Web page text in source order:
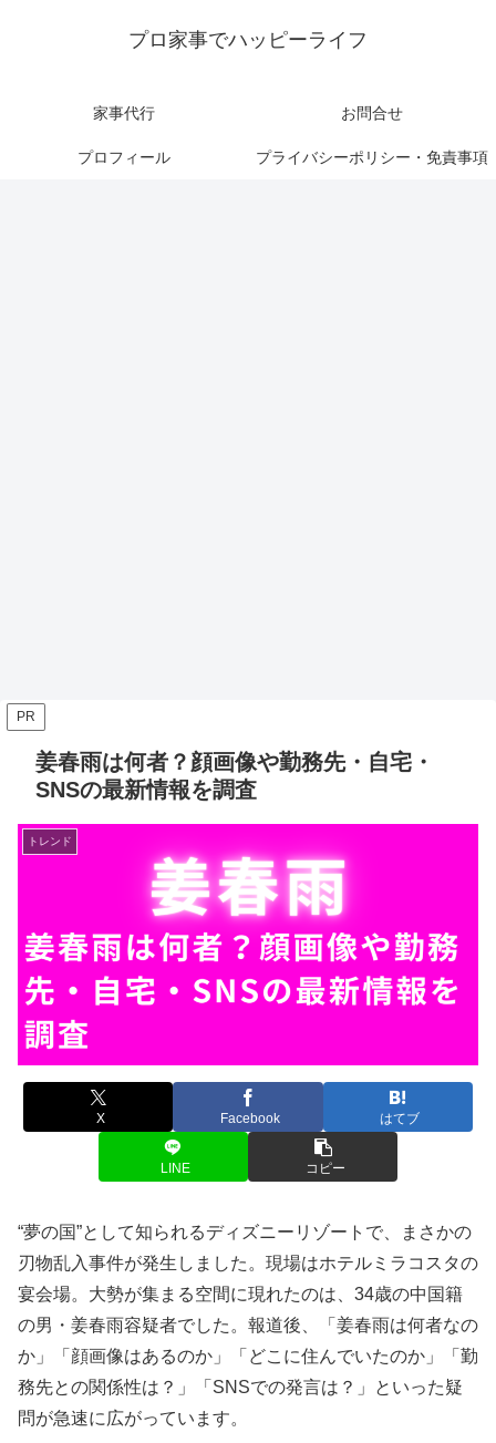
プロ家事でハッピーライフ
家事代行 お問合せ
プロフィール プライバシーポリシー・免責事項
PR
姜春雨は何者？顔画像や勤務先・自宅・
SNSの最新情報を調査
トレンド
X Facebook はてブ
LINE コピー
“夢の国”として知られるディズニーリゾートで、まさかの
刃物乱入事件が発生しました。現場はホテルミラコスタの
宴会場。大勢が集まる空間に現れたのは、34歳の中国籍
の男・姜春雨容疑者でした。報道後、「姜春雨は何者なの
か」「顔画像はあるのか」「どこに住んでいたのか」「勤
務先との関係性は？」「SNSでの発言は？」といった疑
問が急速に広がっています。